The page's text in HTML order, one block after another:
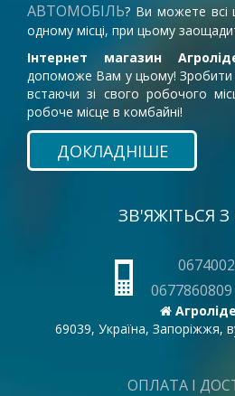
АВТОМОБІЛЬ? Ви можете всі
одному місці, при цьому
Інтернет магазин
допоможе Вам у цьому!
встаючи зі свого робочого
робоче місце в комбайні!
ДОКЛАДНІШЕ
ЗВ'ЯЖІТЬСЯ
0677860809
69039, Україна, Запоріжжя,
ОПЛАТА І